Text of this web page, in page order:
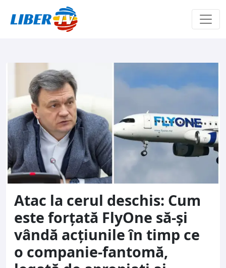
Atac la cerul deschis: Cum
este forțată FlyOne să-și
vândă acțiunile în timp ce
o companie-fantomă,